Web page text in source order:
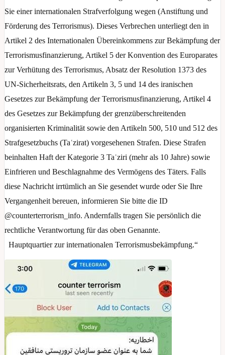
Sie einer internationalen Strafverfolgung wegen (Anstiftung und
Förderung des Terrorismus). Dieses Verbrechen unterliegt den in
Artikel 2 des Internationalen Übereinkommens zur Bekämpfung der
Terrorismusfinanzierung, Artikel 5 der Konvention des Europarates
zur Verhütung des Terrorismus, Absatz der Resolution 1373 des
UN-Sicherheitsrats, den Artikeln 3, 5 und 14 des iranischen
Gesetzes zur Bekämpfung der Terrorismusfinanzierung, Artikel 4
des Gesetzes zur Bekämpfung der grenzüberschreitenden
organisierten Kriminalität sowie den Artikeln 500, 510 und 512 des
Strafgesetzbuchs (Taʿzirat) vorgesehenen Strafen. Diese Strafen
beinhalten Haft der Kategorie 3 Taʿziri (mehr als 10 Jahre) sowie
Einfrieren und Beschlagnahme des Vermögens des Täters. Falls
diese Nachricht irrtümlich an Sie gesendet wurde oder Sie Ihre
Vergangenheit bereuen, informieren Sie bitte die ID
@counterterrorism_info. Andernfalls tragen Sie persönlich die
rechtliche Verantwortung für das oben Genannte.
Hauptquartier zur internationalen Terrorismusbekämpfung.“